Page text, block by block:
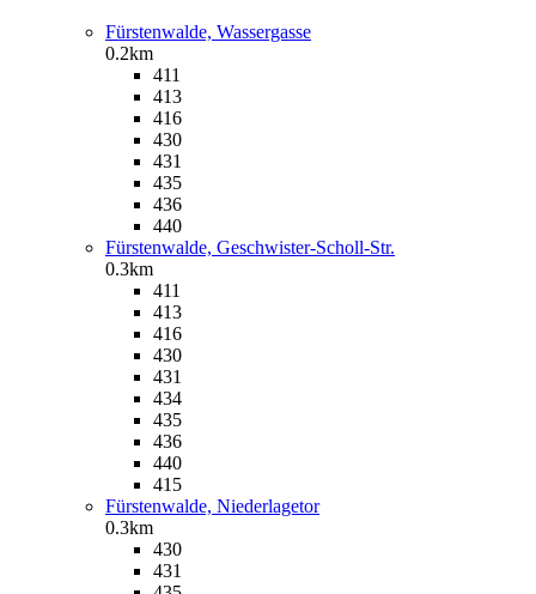
Fürstenwalde, Wassergasse
0.2km
411
413
416
430
431
435
436
440
Fürstenwalde, Geschwister-Scholl-Str.
0.3km
411
413
416
430
431
434
435
436
440
415
Fürstenwalde, Niederlagetor
0.3km
430
431